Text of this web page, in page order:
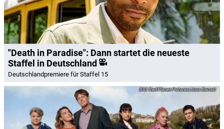
"Death in Paradise": Dann startet die neueste
Staffel in Deutschland
Deutschlandpremiere für Staffel 15
Red Planet Pictures/Joss Barratt